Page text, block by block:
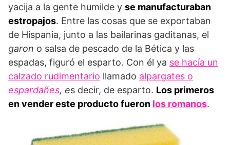
yacija a la gente humilde y se manufacturaban
estropajos. Entre las cosas que se exportaban
de Hispania, junto a las bailarinas gaditanas, el
garon o salsa de pescado de la Bética y las
espadas, figuró el esparto. Con él ya se hacía un
calzado rudimentario llamado alpargates o
espardañes, es decir, de esparto. Los primeros
en vender este producto fueron los romanos.